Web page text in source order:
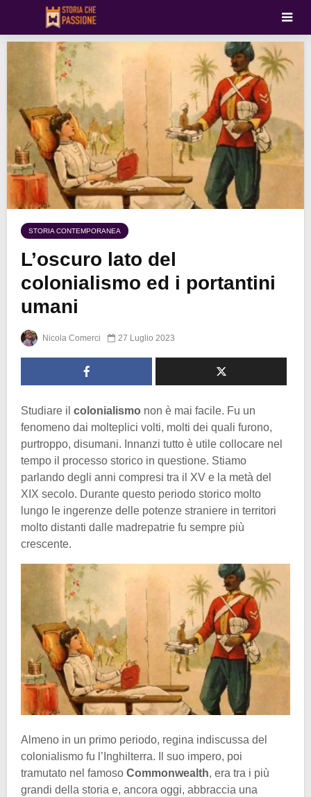
STORIA CONTEMPORANEA
L’oscuro lato del
colonialismo ed i portantini
umani
Nicola Comerci 27 Luglio 2023
Studiare il colonialismo non è mai facile. Fu un
fenomeno dai molteplici volti, molti dei quali furono,
purtroppo, disumani. Innanzi tutto è utile collocare nel
tempo il processo storico in questione. Stiamo
parlando degli anni compresi tra il XV e la metà del
XIX secolo. Durante questo periodo storico molto
lungo le ingerenze delle potenze straniere in territori
molto distanti dalle madrepatrie fu sempre più
crescente.
Almeno in un primo periodo, regina indiscussa del
colonialismo fu l’Inghilterra. Il suo impero, poi
tramutato nel famoso Commonwealth, era tra i più
grandi della storia e, ancora oggi, abbraccia una